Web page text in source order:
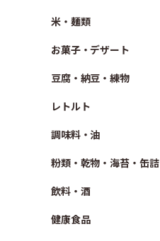
米・麺類
お菓子・デザート
豆腐・納豆・練物
レトルト
調味料・油
粉類・乾物・海苔・缶詰
飲料・酒
健康食品